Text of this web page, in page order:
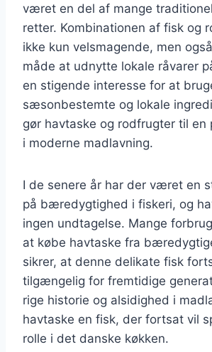
været en del af mange
retter. Kombinationen af fisk og
ikke kun velsmagende, men
måde at udnytte lokale råvarer
en stigende interesse for at
sæsonbestemte og lokale
gør havtaske og rodfrugter til en
i moderne madlavning.
I de senere år har der været en
på bæredygtighed i fiskeri, og
ingen undtagelse. Mange
at købe havtaske fra
sikrer, at denne delikate fisk
tilgængelig for fremtidige
rige historie og alsidighed i
havtaske en fisk, der fortsat vil
rolle i det danske køkken.